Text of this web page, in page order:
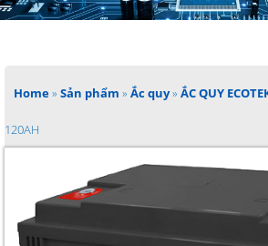
Home» Sản phẩm » Ắc quy» ẮC QUY
120AH